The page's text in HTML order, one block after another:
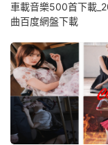
車載音樂500首下載
曲百度網盤下載